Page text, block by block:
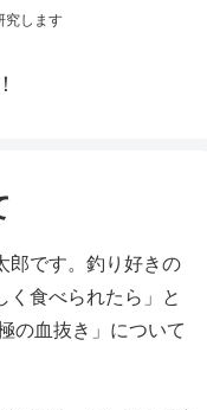
究します
郎です。釣り好きの
く食べられたら」と
の血抜き」について